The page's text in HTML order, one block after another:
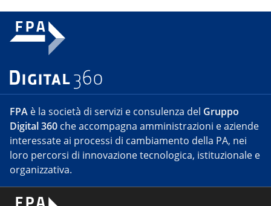
FPA è la società di servizi e consulenza del Gruppo
Digital 360 che accompagna amministrazioni e aziende
interessate ai processi di cambiamento della PA, nei
loro percorsi di innovazione tecnologica, istituzionale e
organizzativa.